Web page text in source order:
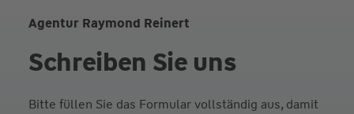
Agentur Raymond Reinert
Schreiben Sie uns
Bitte füllen Sie das Formular vollständig aus, damit